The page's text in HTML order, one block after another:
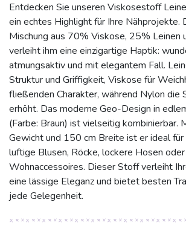
Entdecken Sie unseren Viskosestoff
ein echtes Highlight für Ihre Nähprojekte.
Mischung aus 70% Viskose, 25% Leinen
verleiht ihm eine einzigartige Haptik:
atmungsaktiv und mit elegantem Fall.
Struktur und Griffigkeit, Viskose für
fließenden Charakter, während Nylon die
erhöht. Das moderne Geo-Design in
(Farbe: Braun) ist vielseitig kombinierbar.
Gewicht und 150 cm Breite ist er ideal für
luftige Blusen, Röcke, lockere Hosen oder
Wohnaccessoires. Dieser Stoff verleiht
eine lässige Eleganz und bietet besten
jede Gelegenheit.